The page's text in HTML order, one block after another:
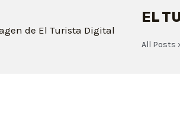
EL
All Posts